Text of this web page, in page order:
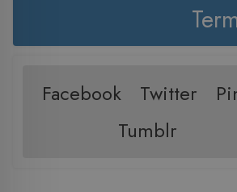
Facebook Twitter
Tumblr